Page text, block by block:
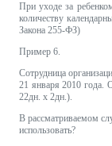
При уходе за
количеству
Закона 255-ФЗ)
Пример 6.
Сотрудница
21 января 2010 года.
22дн. х 2дн.).
В рассматриваемом
использовать?